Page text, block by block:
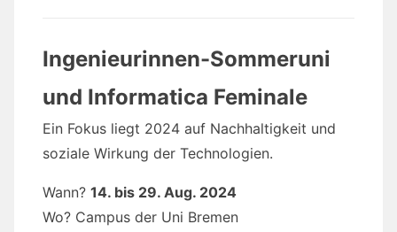
Ingenieurinnen-Sommeruni
und Informatica Feminale
Ein Fokus liegt 2024 auf Nachhaltigkeit und
soziale Wirkung der Technologien.
Wann? 14. bis 29. Aug. 2024
Wo? Campus der Uni Bremen